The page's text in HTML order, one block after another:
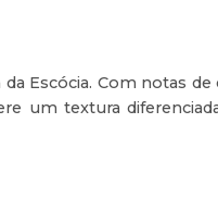
Escócia. Com notas
um textura